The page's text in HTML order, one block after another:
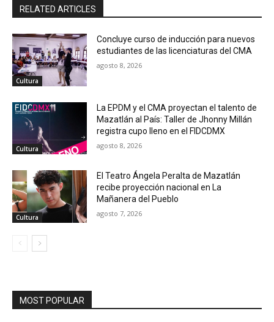
RELATED ARTICLES
Cultura
Concluye curso de inducción para nuevos
estudiantes de las licenciaturas del CMA
agosto 8, 2026
Cultura
La EPDM y el CMA proyectan el talento de
Mazatlán al País: Taller de Jhonny Millán
registra cupo lleno en el FIDCDMX
agosto 8, 2026
Cultura
El Teatro Ángela Peralta de Mazatlán
recibe proyección nacional en La
Mañanera del Pueblo
agosto 7, 2026
MOST POPULAR